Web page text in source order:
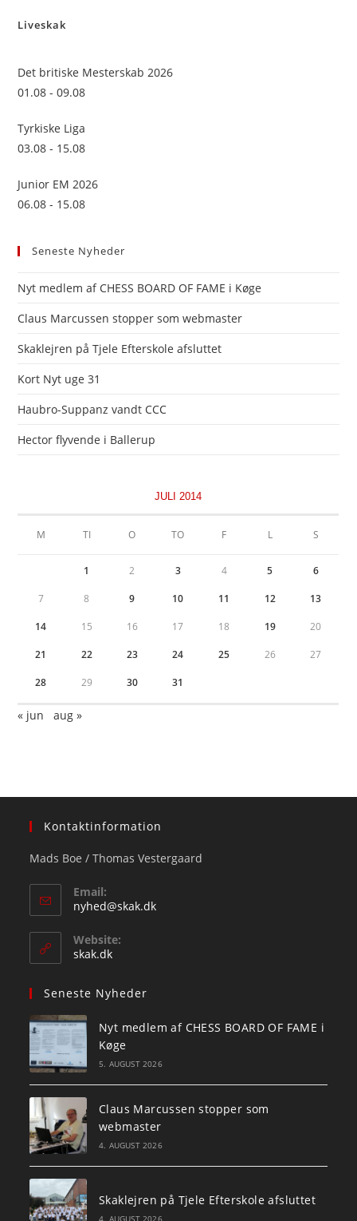
Liveskak
Det britiske Mesterskab 2026
01.08 - 09.08
Tyrkiske Liga
03.08 - 15.08
Junior EM 2026
06.08 - 15.08
Seneste Nyheder
Nyt medlem af CHESS BOARD OF FAME i Køge
Claus Marcussen stopper som webmaster
Skaklejren på Tjele Efterskole afsluttet
Kort Nyt uge 31
Haubro-Suppanz vandt CCC
Hector flyvende i Ballerup
JULI 2014
M TI O TO F L S
1 2 3 4 5 6
7 8 9 10 11 12 13
14 15 16 17 18 19 20
21 22 23 24 25 26 27
28 29 30 31
« jun aug »
Kontaktinformation
Mads Boe / Thomas Vestergaard
Email:
nyhed@skak.dkOpens
Website:
skak.dk
Seneste Nyheder
Nyt medlem af CHESS BOARD OF FAME i
Køge
5. AUGUST 2026
Claus Marcussen stopper som
webmaster
4. AUGUST 2026
Skaklejren på Tjele Efterskole afsluttet
4. AUGUST 2026